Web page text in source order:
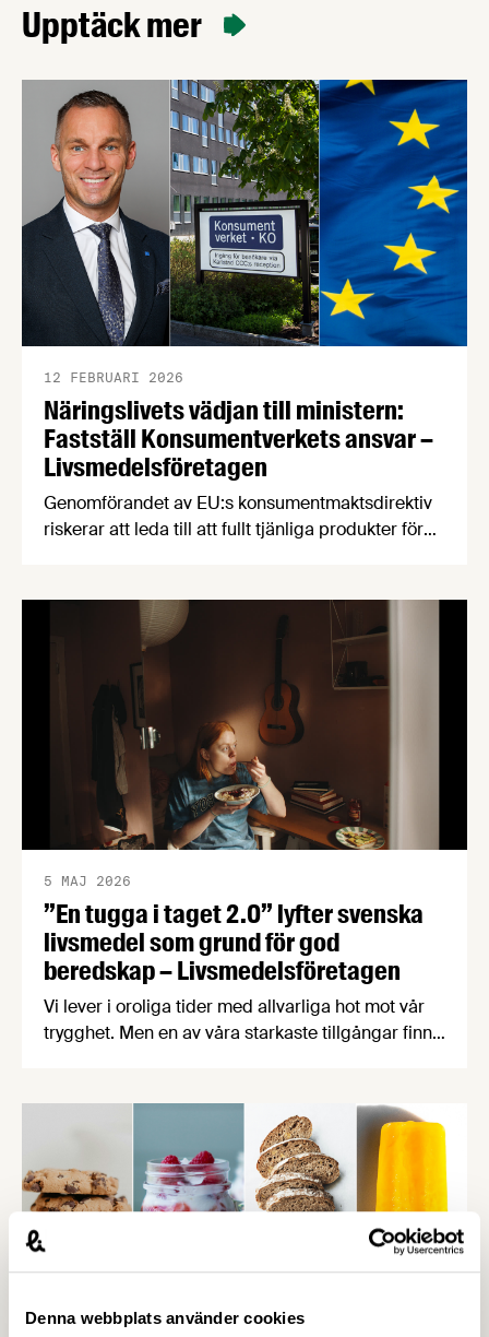
Denna webbplats använder cookies
Upptäck mer
Näringslivets vädjan till ministern:
Fastställ Konsumentverkets ansvar –
Livsmedelsföretagen
12 FEBRUARI 2026
Genomförandet av EU:s konsumentmaktsdirektiv
riskerar att leda till att fullt tjänliga produkter för
näringslivsorganisationer begär nu att
civilminister Erik Slottner ingriper.
”En tugga i taget 2.0” lyfter svenska
livsmedel som grund för god
beredskap – Livsmedelsföretagen
5 MAJ 2026
Vi lever i oroliga tider med allvarliga hot mot vår
trygghet. Men en av våra starkaste tillgångar finns
livsmedelsproduktion och få fler att välja svensk
mat har Livsmedelsföretagen uppdaterat fjolårets
kampanj ”En tugga i taget” med nya …